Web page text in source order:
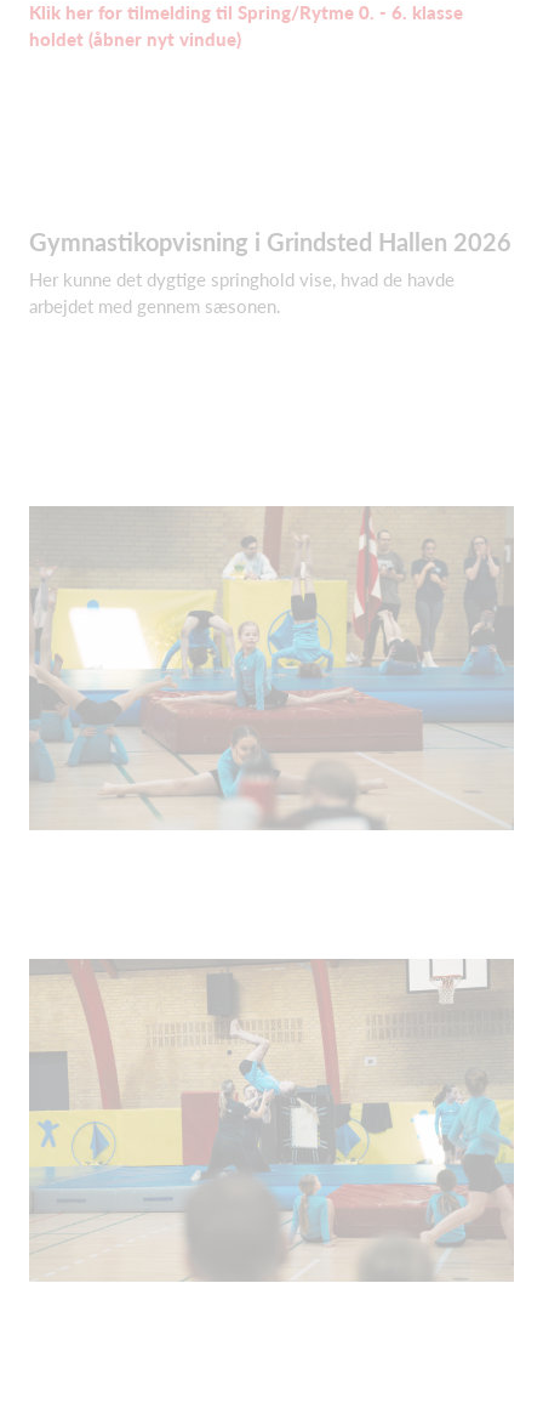
Klik her for tilmelding til Spring/Rytme 0. - 6. klasse
holdet (åbner nyt vindue)
Gymnastikopvisning i Grindsted Hallen 2026
Her kunne det dygtige springhold vise, hvad de havde
arbejdet med gennem sæsonen.